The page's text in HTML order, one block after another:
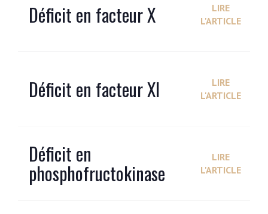
Déficit en facteur X
LIRE
L'ARTICLE
Déficit en facteur XI
LIRE
L'ARTICLE
Déficit en
phosphofructokinase
LIRE
L'ARTICLE